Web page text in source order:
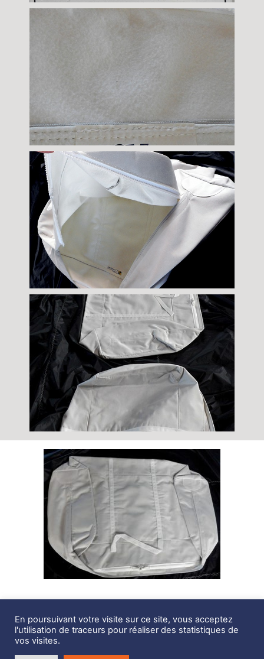
Description
Housse de Tables de Cookpit, Beneteau 50
En poursuivant votre visite sur ce site, vous acceptez
l'utilisation de traceurs pour réaliser des statistiques de
vos visites.